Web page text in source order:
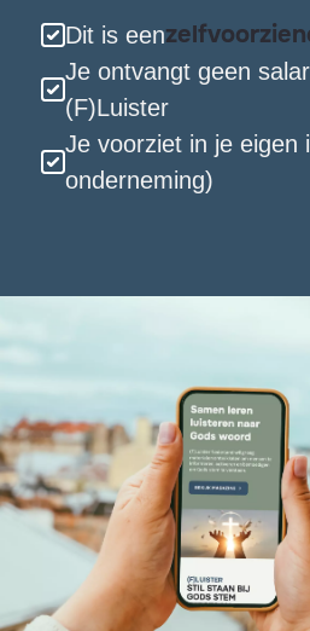
Dit is een
Je ontvangt geen
(F)Luister
Je voorziet in je eigen
onderneming)